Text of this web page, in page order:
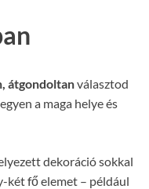
átgondoltanválasztod
a maga helye és
dekoráció sokkal
két fő elemet – például